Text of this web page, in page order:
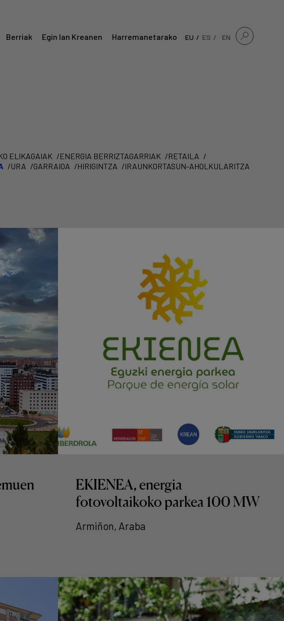
Berriak Egin lan Kreanen Harremanetarako EU ES EN
ELIKAGAIAK ENERGIA BERRIZTAGARRIAK
RETAILA
URA GARRAIOA HIRIGINTZA IRAUNKORTASUN-AHOLKULARITZA
EKIENEA, energia
fotovoltaikoko parkea 100 MW
Armiñon, Araba